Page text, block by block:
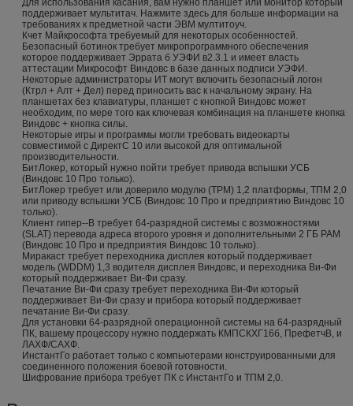
Для использования касания, вам нужно планшет или монитор который
поддерживает мультитач. Нажмите здесь для больше информации на
требованиях к предметной части ЭВМ мултитоуч.
Кчет Майкрософта требуемый для некоторых особенностей.
Безопасный ботинок требует микропрограммного обеспечения
которое поддерживает Эррата б УЭФИ в2.3.1 и имеет власть
аттестации Микрософт Виндовс в базе данных подписи УЭФИ.
Некоторые администраторы ИТ могут включить безопасный логон
(Ктрл + Алт + Дел) перед приносить вас к начальному экрану. На
планшетах без клавиатуры, планшет с кнопкой Виндовс может
необходим, по мере того как ключевая комбинация на планшете кнопка
Виндовс + кнопка силы.
Некоторые игры и программы могли требовать видеокарты
совместимой с ДиректС 10 или высокой для оптимальной
производительности.
БитЛокер, который нужно пойти требует привода вспышки УСБ
(Виндовс 10 Про только).
БитЛокер требует или доверило модулю (TPM) 1,2 платформы, ТПМ 2,0
или приводу вспышки УСБ (Виндовс 10 Про и предприятию Виндовс 10
только).
Клиент гипер--В требует 64-разрядной системы с возможностями
(SLAT) перевода адреса второго уровня и дополнительными 2 ГБ РАМ
(Виндовс 10 Про и предприятия Виндовс 10 только).
Миракаст требует переходника дисплея который поддерживает
модель (WDDM) 1,3 водителя дисплея Виндовс, и переходника Ви-Фи
который поддерживает Ви-Фи сразу.
Печатание Ви-Фи сразу требует переходника Ви-Фи который
поддерживает Ви-Фи сразу и прибора который поддерживает
печатание Ви-Фи сразу.
Для установки 64-разрядной операционной системы на 64-разрядный
ПК, вашему процессору нужно поддержать КМПСКХГ16б, ПрефетчВ, и
ЛАХФ/САХФ.
ИнстантГо работает только с компьютерами конструированными для
соединенного положения боевой готовности.
Шифрование прибора требует ПК с ИнстантГо и ТПМ 2,0.